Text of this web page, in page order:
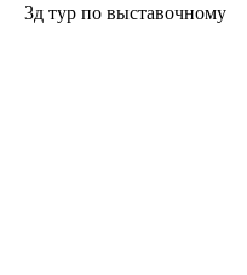
3д тур по выставочному